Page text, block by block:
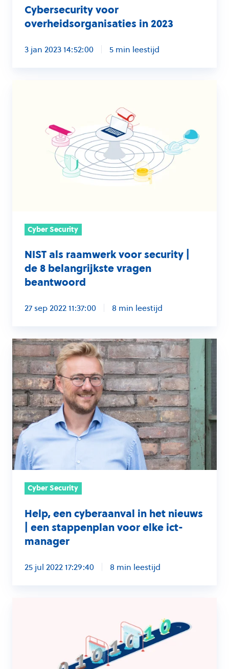
Cybersecurity voor
overheidsorganisaties in 2023
3 jan 2023 14:52:00 5 min leestijd
beantwoord
Cyber Security
NIST als raamwerk voor security |
de 8 belangrijkste vragen
beantwoord
27 sep 2022 11:37:00 8 min leestijd
Help,
een
cyberaanval
in
het
nieuws
|
een
stappenplan
elke
manager
Cyber Security
Help, een cyberaanval in het nieuws
| een stappenplan voor elke ict-
manager
25 jul 2022 17:29:40 8 min leestijd